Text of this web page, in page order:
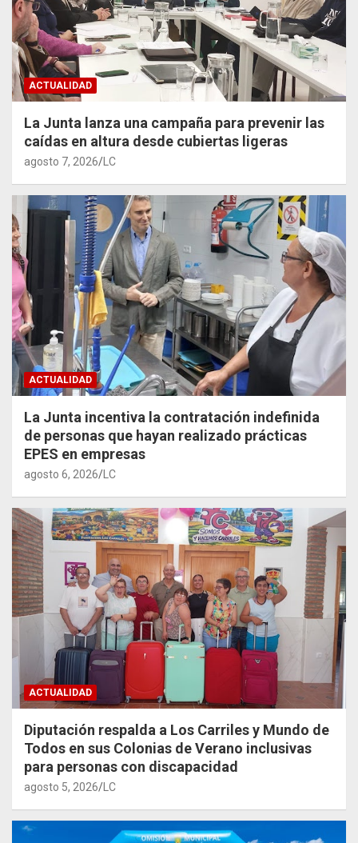
ACTUALIDAD
La Junta lanza una campaña para prevenir las
caídas en altura desde cubiertas ligeras
agosto 7, 2026 LC
ACTUALIDAD
La Junta incentiva la contratación indefinida
de personas que hayan realizado prácticas
EPES en empresas
agosto 6, 2026 LC
ACTUALIDAD
Diputación respalda a Los Carriles y Mundo de
Todos en sus Colonias de Verano inclusivas
para personas con discapacidad
agosto 5, 2026 LC